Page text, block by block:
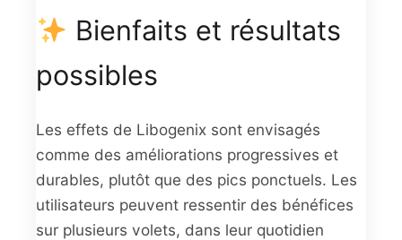
Bienfaits et résultats
possibles
Les effets de Libogenix sont envisagés
comme des améliorations progressives et
durables, plutôt que des pics ponctuels. Les
utilisateurs peuvent ressentir des bénéfices
sur plusieurs volets, dans leur quotidien